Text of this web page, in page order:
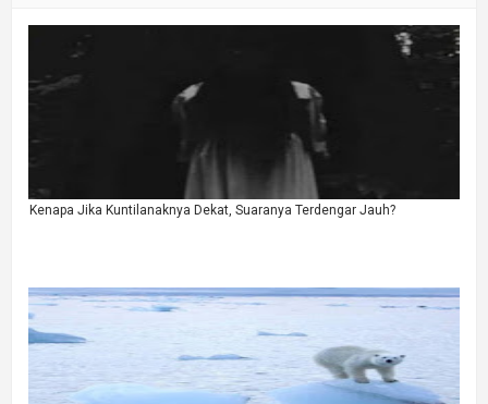
Kenapa Jika Kuntilanaknya Dekat, Suaranya Terdengar Jauh?